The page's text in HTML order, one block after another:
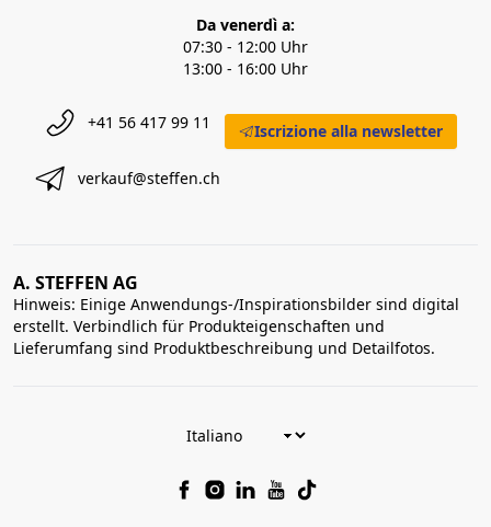
Da venerdì a:
07:30 - 12:00 Uhr
13:00 - 16:00 Uhr
+41 56 417 99 11
verkauf@steffen.ch
Iscrizione alla newsletter
A. STEFFEN AG
Hinweis: Einige Anwendungs-/Inspirationsbilder sind digital
erstellt. Verbindlich für Produkteigenschaften und
Lieferumfang sind Produktbeschreibung und Detailfotos.